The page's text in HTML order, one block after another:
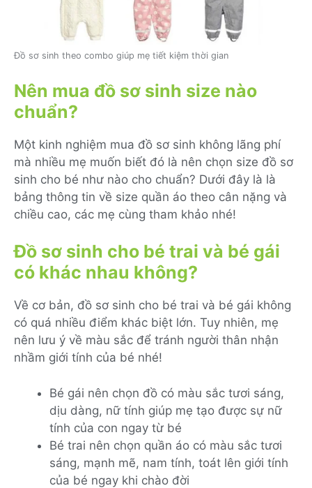
Đồ sơ sinh theo combo giúp mẹ tiết kiệm thời gian
Nên mua đồ sơ sinh size nào
chuẩn?
Một kinh nghiệm mua đồ sơ sinh không lãng phí
mà nhiều mẹ muốn biết đó là nên chọn size đồ sơ
sinh cho bé như nào cho chuẩn? Dưới đây là là
bảng thông tin về size quần áo theo cân nặng và
chiều cao, các mẹ cùng tham khảo nhé!
Đồ sơ sinh cho bé trai và bé gái
có khác nhau không?
Về cơ bản, đồ sơ sinh cho bé trai và bé gái không
có quá nhiều điểm khác biệt lớn. Tuy nhiên, mẹ
nên lưu ý về màu sắc để tránh người thân nhận
nhầm giới tính của bé nhé!
Bé gái nên chọn đồ có màu sắc tươi sáng,
dịu dàng, nữ tính giúp mẹ tạo được sự nữ
tính của con ngay từ bé
Bé trai nên chọn quần áo có màu sắc tươi
sáng, mạnh mẽ, nam tính, toát lên giới tính
của bé ngay khi chào đời